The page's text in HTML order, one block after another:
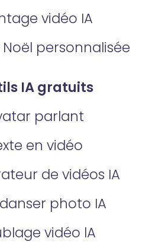
vidéo IA
personnalisée
IA gratuits
parlant
en vidéo
de vidéos IA
photo IA
vidéo lA